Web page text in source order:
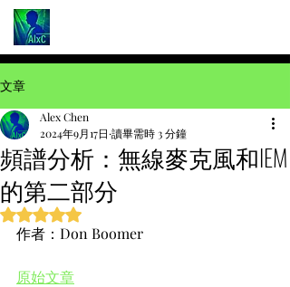
文章
頻譜分析：無線麥克風和IEM
的第二部分
Alex Chen
2024年9月17日 讀畢需時 3 分鐘
評等為 NaN（最高為 5 顆星）。
作者：Don Boomer
原始文章